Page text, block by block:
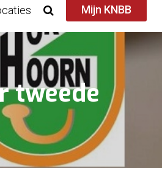
Mijn KNBB
tweede